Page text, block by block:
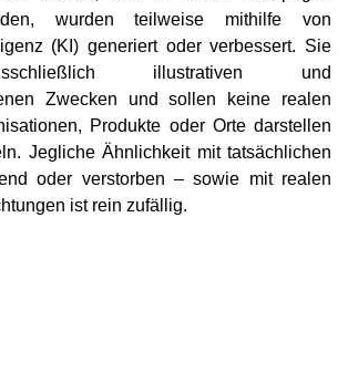
wurden teilweise mithilfe von
(KI) generiert oder verbessert. Sie
illustrativen und
Zwecken und sollen keine realen
Produkte oder Orte darstellen
Jegliche Ähnlichkeit mit tatsächlichen
oder verstorben – sowie mit realen
ist rein zufällig.